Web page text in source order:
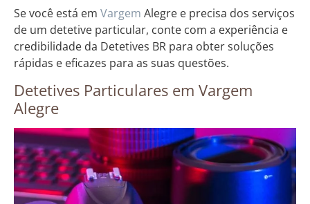
Se você está em Vargem Alegre e precisa dos serviços
de um detetive particular, conte com a experiência e
credibilidade da Detetives BR para obter soluções
rápidas e eficazes para as suas questões.
Detetives Particulares em Vargem
Alegre